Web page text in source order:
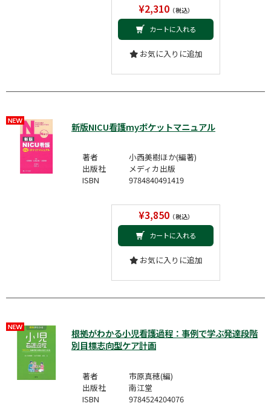
¥2,310（税込）
カートに入れる
お気に入りに追加
新版NICU看護myポケットマニュアル
著者
小西美樹ほか(編著)
出版社
メディカ出版
ISBN
9784840491419
¥3,850（税込）
カートに入れる
お気に入りに追加
根拠がわかる小児看護過程：事例で学ぶ発達段階
別目標志向型ケア計画
著者
市原真穂(編)
出版社
南江堂
ISBN
9784524204076